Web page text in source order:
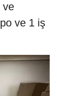
ve
ve 1 iş